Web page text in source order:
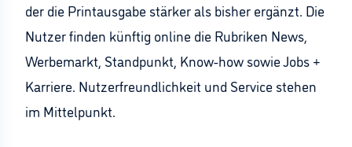
der die Printausgabe stärker als bisher ergänzt. Die
Nutzer finden künftig online die Rubriken News,
Werbemarkt, Standpunkt, Know-how sowie Jobs +
Karriere. Nutzerfreundlichkeit und Service stehen
im Mittelpunkt.